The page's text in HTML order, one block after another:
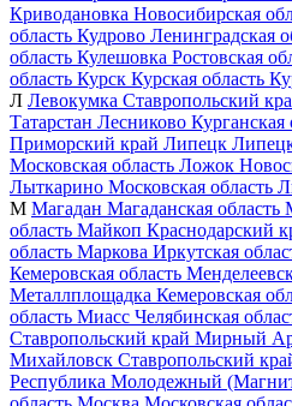
Криводановка Новосибирская
область Кудрово Ленинградская
область Кулешовка Ростовская
область Курск Курская область
Л Левокумка Ставропольский
Татарстан Лесниково Курганская
Приморский край Липецк
Московская область Ложок
Лыткарино Московская область
М Магадан Магаданская область
область Майкоп Краснодарский
область Маркова Иркутская
Кемеровская область
Металлплощадка Кемеровская
область Миасс Челябинская
Ставропольский край Мирный
Михайловск Ставропольский
Республика Молодежный